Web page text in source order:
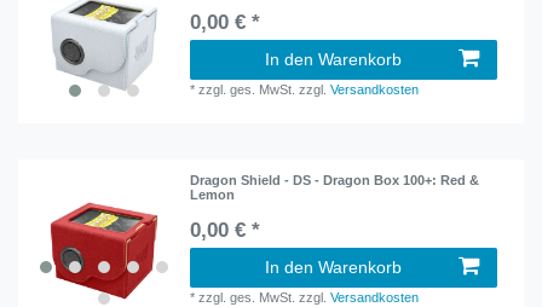
0,00 € *
In den Warenkorb
*zzgl. ges. MwSt. zzgl.Versandkosten
Dragon Shield - DS - Dragon Box 100+: Red &
Lemon
0,00 € *
In den Warenkorb
*zzgl. ges. MwSt. zzgl.Versandkosten